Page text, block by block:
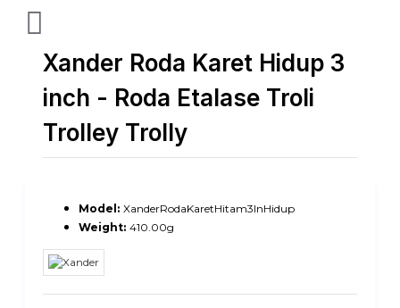
Xander Roda Karet Hidup 3
inch - Roda Etalase Troli
Trolley Trolly
Model: XanderRodaKaretHitam3InHidup
Weight: 410.00g